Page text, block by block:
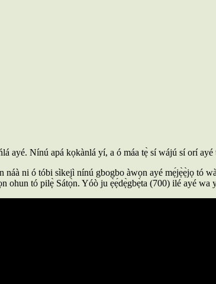
ayé. Nínú apá kọkànlá yí, a ó máa tẹ̀ sí wájú sí orí
náà ni ó tóbi sìkejì nínú gbogbo àwọn ayé mẹ́jẹ̀ẹ̀jọ tó
tó pilẹ̀ Sátọ̀n. Yóò ju ẹ̀ẹ́dẹ̀gbẹ̀ta (700) ilé ayé wa